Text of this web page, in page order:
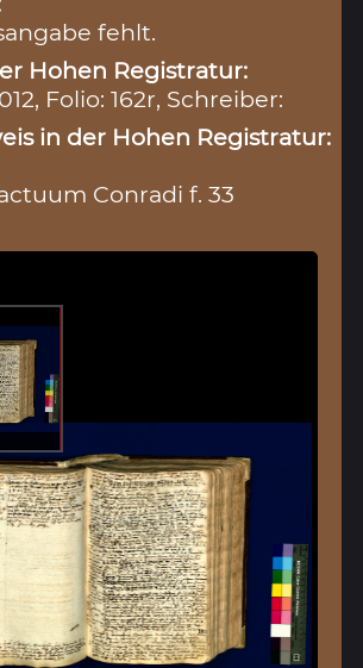
fehlt.
Hohen Registratur:
Folio: 162r, Schreiber:
in der Hohen Registratur:
Conradi f. 33